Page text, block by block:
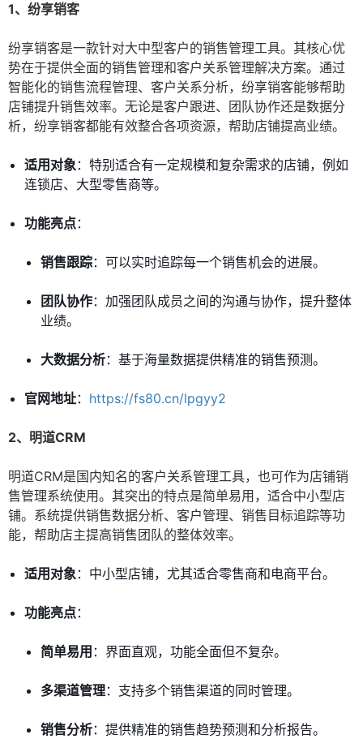
1、纷享销客
纷享销客是一款针对大中型客户的销售管理工具。其核心优
势在于提供全面的销售管理和客户关系管理解决方案。通过
智能化的销售流程管理、客户关系分析，纷享销客能够帮助
店铺提升销售效率。无论是客户跟进、团队协作还是数据分
析，纷享销客都能有效整合各项资源，帮助店铺提高业绩。
适用对象：特别适合有一定规模和复杂需求的店铺，例如
连锁店、大型零售商等。
功能亮点：
销售跟踪：可以实时追踪每一个销售机会的进展。
团队协作：加强团队成员之间的沟通与协作，提升整体
业绩。
大数据分析：基于海量数据提供精准的销售预测。
官网地址： https://fs80.cn/lpgyy2
2、明道CRM
明道CRM是国内知名的客户关系管理工具，也可作为店铺销
售管理系统使用。其突出的特点是简单易用，适合中小型店
铺。系统提供销售数据分析、客户管理、销售目标追踪等功
能，帮助店主提高销售团队的整体效率。
适用对象：中小型店铺，尤其适合零售商和电商平台。
功能亮点：
简单易用 ：界面直观，功能全面但不复杂。
多渠道管理：支持多个销售渠道的同时管理。
销售分析：提供精准的销售趋势预测和分析报告。